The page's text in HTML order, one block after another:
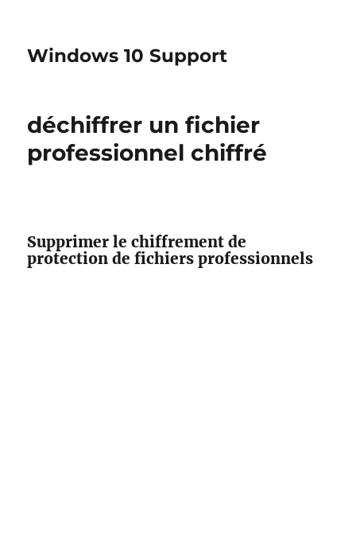
Windows 10 Support
déchiffrer un fichier
professionnel chiffré
Supprimer le chiffrement de
protection de fichiers professionnels